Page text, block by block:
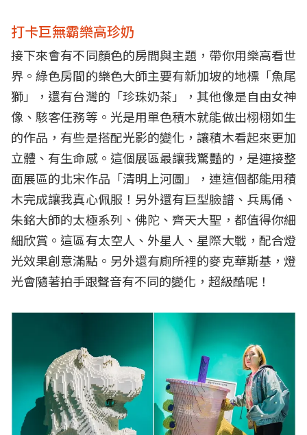
打卡巨無霸樂高珍奶
接下來會有不同顏色的房間與主題，帶你用樂高看世
界。綠色房間的樂色大師主要有新加坡的地標「魚尾
獅」，還有台灣的「珍珠奶茶」，其他像是自由女神
像、駭客任務等。光是用單色積木就能做出栩栩如生
的作品，有些是搭配光影的變化，讓積木看起來更加
立體、有生命感。這個展區最讓我驚豔的，是連接整
面展區的北宋作品「清明上河圖」，連這個都能用積
木完成讓我真心佩服！另外還有巨型臉譜、兵馬俑、
朱銘大師的太極系列、佛陀、齊天大聖，都值得你細
細欣賞。這區有太空人、外星人、星際大戰，配合燈
光效果創意滿點。另外還有廁所裡的麥克華斯基，燈
光會隨著拍手跟聲音有不同的變化，超級酷呢！